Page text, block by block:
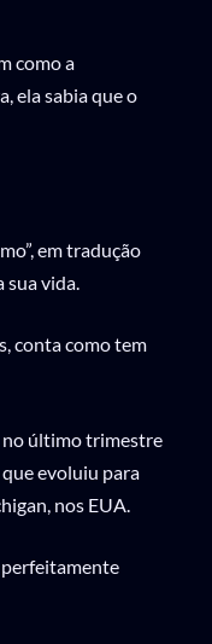
como a
ela sabia que o
em tradução
vida.
conta como tem
no último trimestre
que evoluiu para
nos EUA.
perfeitamente